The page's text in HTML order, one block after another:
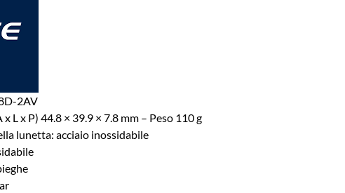
2AV
L x P) 44.8 × 39.9 × 7.8 mm – Peso 110 g
lunetta: acciaio inossidabile